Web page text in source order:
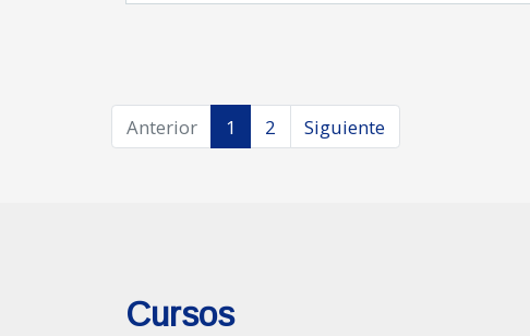
Anterior 1 2 Siguiente
Cursos